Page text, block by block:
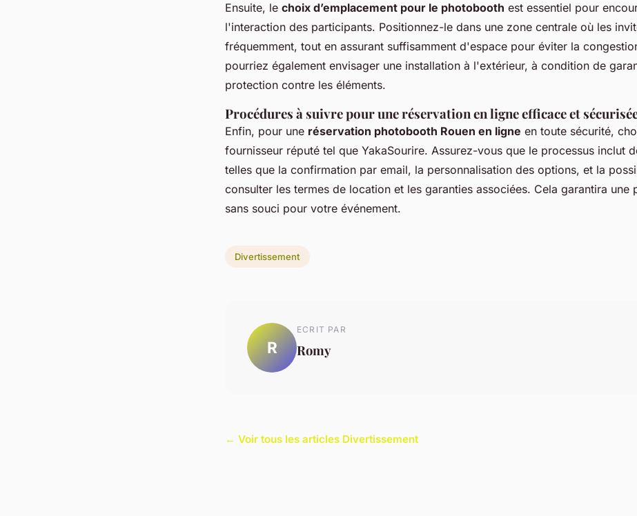
Ensuite, le choix d’emplacement pour le photobooth est essentiel pour
l'interaction des participants. Positionnez-le dans une zone centrale où les
fréquemment, tout en assurant suffisamment d'espace pour éviter la
pourriez également envisager une installation à l'extérieur, à condition de
protection contre les éléments.
Procédures à suivre pour une réservation en ligne efficace et
Enfin, pour une réservation photobooth Rouen en ligne en toute sécurité,
fournisseur réputé tel que YakaSourire. Assurez-vous que le processus inclut
telles que la confirmation par email, la personnalisation des options, et la
consulter les termes de location et les garanties associées. Cela garantira une
sans souci pour votre événement.
Divertissement
R
ECRIT PAR
Romy
← Voir tous les articles Divertissement